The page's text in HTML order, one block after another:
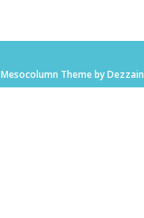
Mesocolumn Theme by Dezzain